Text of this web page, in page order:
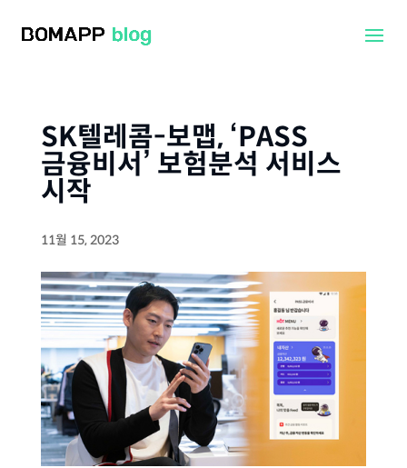
SK텔레콤-보맵, ‘PASS
금융비서’ 보험분석 서비스
시작
11월 15, 2023